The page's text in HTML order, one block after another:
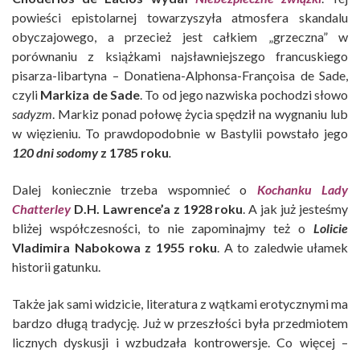
powieści epistolarnej towarzyszyła atmosfera skandalu
obyczajowego, a przecież jest całkiem „grzeczna” w
porównaniu z książkami najsławniejszego francuskiego
pisarza-libartyna – Donatiena-Alphonsa-Françoisa de Sade,
czyli Markiza de Sade. To od jego nazwiska pochodzi słowo
sadyzm. Markiz ponad połowę życia spędził na wygnaniu lub
w więzieniu. To prawdopodobnie w Bastylii powstało jego
120 dni sodomyz 1785 roku.
Dalej koniecznie trzeba wspomnieć o Kochanku Lady
ChatterleyD.H. Lawrence’a z 1928 roku. A jak już jesteśmy
bliżej współczesności, to nie zapominajmy też o Lolicie
Vladimira Nabokowa z 1955 roku. A to zaledwie ułamek
historii gatunku.
Także jak sami widzicie, literatura z wątkami erotycznymi ma
bardzo długą tradycję. Już w przeszłości była przedmiotem
licznych dyskusji i wzbudzała kontrowersje. Co więcej –